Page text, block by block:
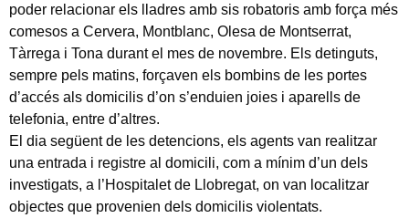
poder relacionar els lladres amb sis robatoris amb força més
comesos a Cervera, Montblanc, Olesa de Montserrat,
Tàrrega i Tona durant el mes de novembre. Els detinguts,
sempre pels matins, forçaven els bombins de les portes
d’accés als domicilis d’on s’enduien joies i aparells de
telefonia, entre d’altres.
El dia següent de les detencions, els agents van realitzar
una entrada i registre al domicili, com a mínim d’un dels
investigats, a l’Hospitalet de Llobregat, on van localitzar
objectes que provenien dels domicilis violentats.